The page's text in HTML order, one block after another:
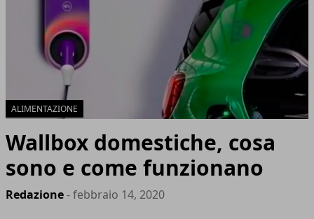
ALIMENTAZIONE
Wallbox domestiche, cosa
sono e come funzionano
Redazione- febbraio 14, 2020